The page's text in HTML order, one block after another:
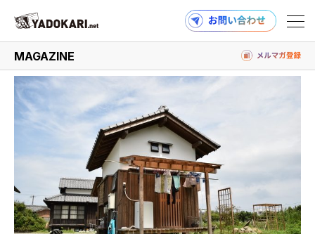
商品検索 読みもの検索
PRODUCTS
MAGAZINE
#伝統